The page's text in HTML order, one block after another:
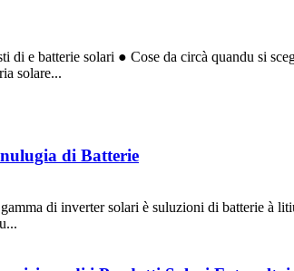
e batterie solari ● Cose da circà quandu si
solare...
di Batterie
di inverter solari è suluzioni di batterie à